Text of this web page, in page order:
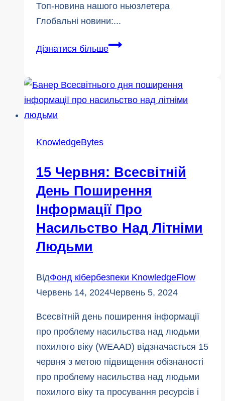
Топ-новина нашого ньюзлетера
Глобальні новини:...
Дізнатися більшеІнформаційний
-
7-
та
ідеї
KnowledgeBytes
15 Червня: Всесвітній
День Поширення
Інформації Про
Насильство Над Літніми
Людьми
ВідФонд кібербезпеки KnowledgeFlow
Червень 14, 2024Червень 5, 2024
Всесвітній день поширення інформації
про проблему насильства над людьми
похилого віку (WEAAD) відзначається 15
червня з метою підвищення обізнаності
про проблему насильства над людьми
похилого віку та просування ресурсів і